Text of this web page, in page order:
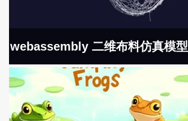
webassembly 二维布料仿真模型